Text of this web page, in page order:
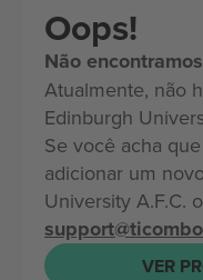
Oops!
Não
Atualmente, não
Edinburgh
Se você acha
adicionar um
University A.F.C.
VER